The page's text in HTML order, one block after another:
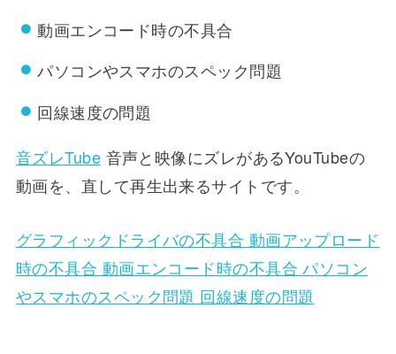
動画エンコード時の不具合
パソコンやスマホのスペック問題
回線速度の問題
音ズレTube 音声と映像にズレがあるYouTubeの
動画を、直して再生出来るサイトです。
グラフィックドライバの不具合 動画アップロード
時の不具合 動画エンコード時の不具合 パソコン
やスマホのスペック問題 回線速度の問題